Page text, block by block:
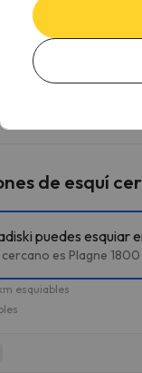
mascotas. Para
de esquí
puedes esquiar
es Plagne
esquiables